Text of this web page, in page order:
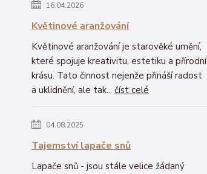
16.04.2026
Květinové aranžování
Květinové aranžování je starověké umění,
které spojuje kreativitu, estetiku a přírodní
krásu. Tato činnost nejenže přináší radost
a uklidnění, ale tak... číst celé
04.08.2025
Tajemství lapače snů
Lapače snů - jsou stále velice žádaný